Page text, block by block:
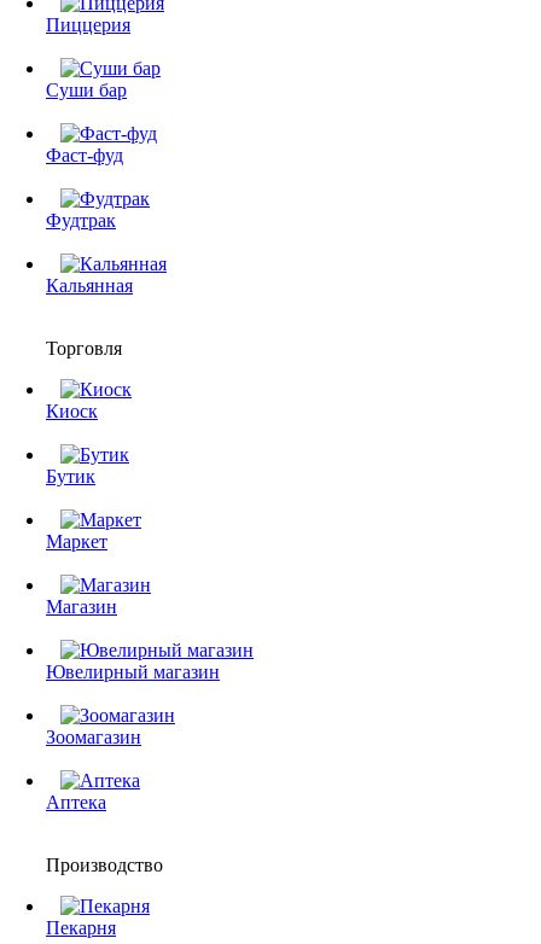
Пиццерия
Суши бар
Фаст-фуд
Фудтрак
Кальянная
Торговля
Киоск
Бутик
Маркет
Магазин
Ювелирный магазин
Зоомагазин
Аптека
Производство
Пекарня